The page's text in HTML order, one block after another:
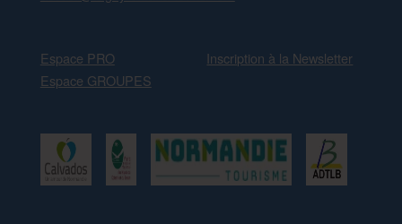
Espace PRO
Espace GROUPES
Inscription à la Newsletter